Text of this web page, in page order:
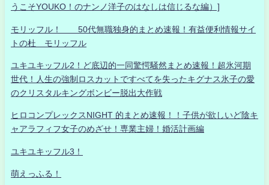
うこそYOUKO！のナンノ洋子のはなしは信じるな編）]
モリッフル！ 50代無職独身的まとめ速報！有益便利情報サイ
トの杜 モリッフル
ユキユキッフル2！ど底辺的一同驚愕騒然まとめ速報！超氷河期
世代！人生の強制ロスカットですべてを失ったキグナス氷子の愛
のクリスタルキングボンビー脱出大作戦
ヒロコンプレックスNIGHT 的まとめ速報！！子供が欲しいど陰キ
ャアラフィフ女子のめざせ！専業主婦！婚活計画編
ユキユキッフル3！
萌えっふる！